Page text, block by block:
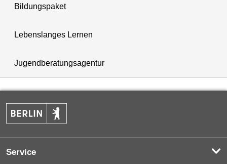
Bildungspaket
Lebenslanges Lernen
Jugendberatungsagentur
Service